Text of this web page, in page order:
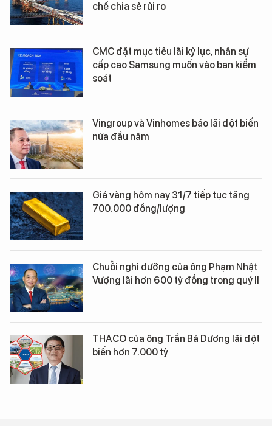
chế chia sẻ rủi ro
CMC đặt mục tiêu lãi kỷ lục, nhân sự
cấp cao Samsung muốn vào ban kiểm
soát
Vingroup và Vinhomes báo lãi đột biến
nửa đầu năm
Giá vàng hôm nay 31/7 tiếp tục tăng
700.000 đồng/lượng
Chuỗi nghỉ dưỡng của ông Phạm Nhật
Vượng lãi hơn 600 tỷ đồng trong quý II
THACO của ông Trần Bá Dương lãi đột
biến hơn 7.000 tỷ